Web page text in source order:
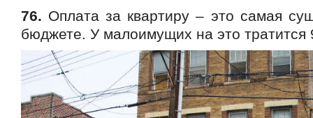
76. Оплата за квартиру – это самая
бюджете. У малоимущих на это тратится